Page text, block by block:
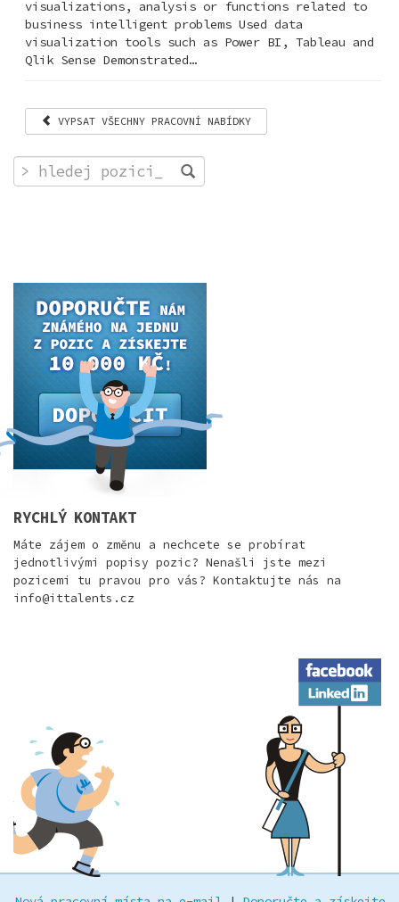
visualizations, analysis or functions related to
business intelligent problems Used data
visualization tools such as Power BI, Tableau and
Qlik Sense Demonstrated…
VYPSAT VŠECHNY PRACOVNÍ NABÍDKY
RYCHLÝ KONTAKT
Máte zájem o změnu a nechcete se probírat
jednotlivými popisy pozic? Nenašli jste mezi
pozicemi tu pravou pro vás? Kontaktujte nás na
info@ittalents.cz
Facebook
LinkedIn